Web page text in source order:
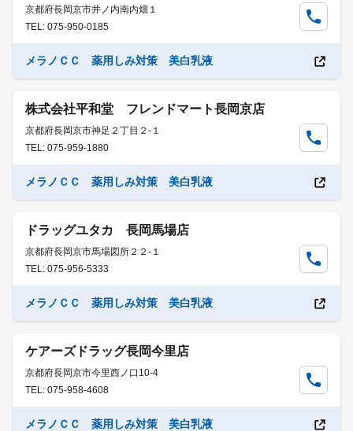
京都府長岡京市井ノ内南内畑１
TEL: 075-950-0185
メラノＣＣ 薬用しみ対策 美白乳液
株式会社平和堂 フレンドマート長岡京店
京都府長岡京市神足２丁目２-１
TEL: 075-959-1880
メラノＣＣ 薬用しみ対策 美白乳液
ドラッグユタカ 長岡馬場店
京都府長岡京市馬場図所２２-１
TEL: 075-956-5333
メラノＣＣ 薬用しみ対策 美白乳液
ケアーズドラッグ長岡今里店
京都府長岡京市今里西ノ口10-4
TEL: 075-958-4608
メラノＣＣ 薬用しみ対策 美白乳液